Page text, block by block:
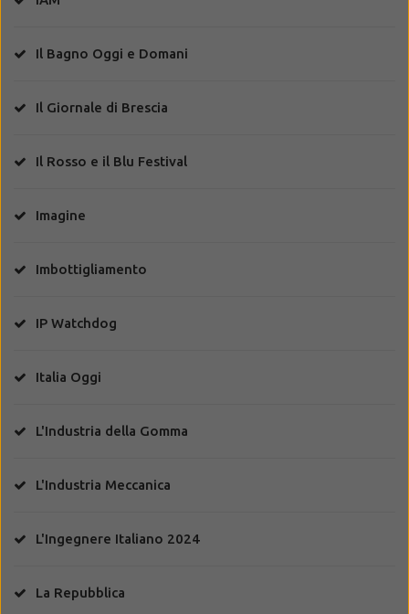
Il Bagno Oggi e Domani
Il Giornale di Brescia
Il Rosso e il Blu Festival
Imagine
Imbottigliamento
IP Watchdog
Italia Oggi
L'Industria della Gomma
L'Industria Meccanica
L'Ingegnere Italiano 2024
La Repubblica